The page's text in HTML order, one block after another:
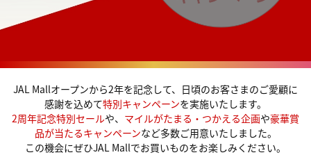
JAL Mallオープンから2年を記念して、日頃のお客さまのご愛顧に
感謝を込めて特別キャンペーンを実施いたします。
2周年記念特別セールや、 マイルがたまる・つかえる企画や豪華賞
品が当たるキャンペーンなど多数ご用意いたしました。
この機会にぜひJAL Mallでお買いものをお楽しみください。